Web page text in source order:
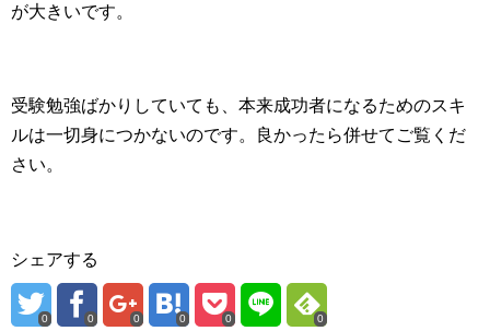
が大きいです。
受験勉強ばかりしていても、本来成功者になるためのスキ
ルは一切身につかないのです。良かったら併せてご覧くだ
さい。
シェアする
0 0 0 0 0 0